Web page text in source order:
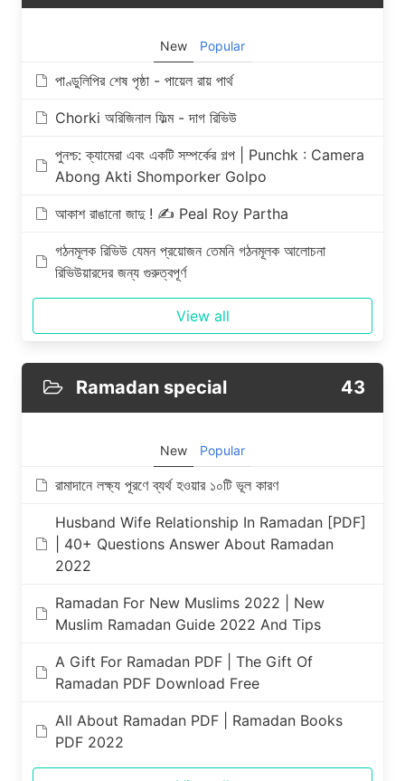
New Popular
পাণ্ডুলিপির শেষ পৃষ্ঠা - পায়েল রায় পার্থ
Chorki অরিজিনাল ফিল্ম - দাগ রিভিউ
পুনশ্চ‌: ক্যামেরা এবং একটি সম্পর্কের গল্প | Punchk : Camera
Abong Akti Shomporker Golpo
আকাশ রাঙানো জাদু ! ✍️ Peal Roy Partha
গঠনমূলক রিভিউ যেমন প্রয়োজন তেমনি গঠনমূলক আলোচনা
রিভিউয়ারদের জন্য গুরুত্বপূর্ণ
View all
Ramadan special 43
New Popular
রামাদানে লক্ষ্য পূরণে ব্যর্থ হওয়ার ১০টি ভূল কারণ
Husband Wife Relationship In Ramadan [PDF]
| 40+ Questions Answer About Ramadan
2022
Ramadan For New Muslims 2022 | New
Muslim Ramadan Guide 2022 And Tips
A Gift For Ramadan PDF | The Gift Of
Ramadan PDF Download Free
All About Ramadan PDF | Ramadan Books
PDF 2022